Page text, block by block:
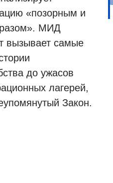
«позорным и
МИД
вызывает самые
до ужасов
лагерей,
Закон.